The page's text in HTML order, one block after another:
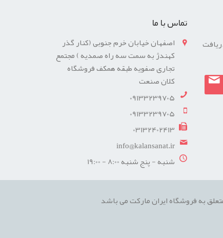
تماس با ما
اصفهان خیابان خرم جنوبی (کنار گذر
کهندژ به سمت سه راه صمدیه ) مجتمع
تجاری صفویه طبقه همکف فروشگاه
کلان صنعت
09133239705
09133239705
03132402413
info@kalansanat.ir
شنبه - پنج شنبه 8:00 - 19:00
به فروشگاه ایران مارکت می باشد